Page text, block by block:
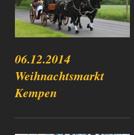
06.12.2014
Weihnachtsmarkt
Kempen